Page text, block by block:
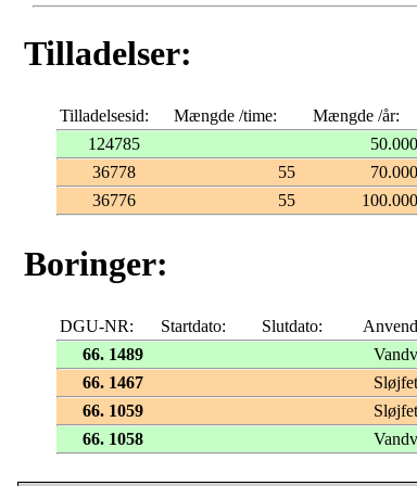
Tilladelser:
Tilladelsesid: Mængde /time: Mængde /år:
124785
50.000
36778
55 70.000
36776
55 100.000
Boringer:
DGU-NR: Startdato: Slutdato:
66. 1489
66. 1467
66. 1059
66. 1058